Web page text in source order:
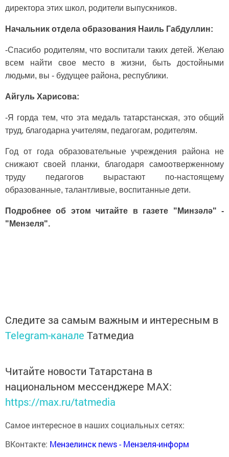
директора этих школ, родители выпускников.
Начальник отдела образования Наиль Габдуллин:
-Спасибо родителям, что воспитали таких детей. Желаю
всем найти свое место в жизни, быть достойными
людьми, вы - будущее района, республики.
Айгуль Харисова:
-Я горда тем, что эта медаль татарстанская, это общий
труд, благодарна учителям, педагогам, родителям.
Год от года образовательные учреждения района не
снижают своей планки, благодаря самоотверженному
труду педагогов вырастают по-настоящему
образованные, талантливые, воспитанные дети.
Подробнее об этом читайте в газете "Минзәлә" -
"Мензеля".
Следите за самым важным и интересным в
Telegram-канале Татмедиа
Читайте новости Татарстана в
национальном мессенджере MАХ:
https://max.ru/tatmedia
Самое интересное в наших социальных сетях:
ВКонтакте: Мензелинск news - Мензеля-информ